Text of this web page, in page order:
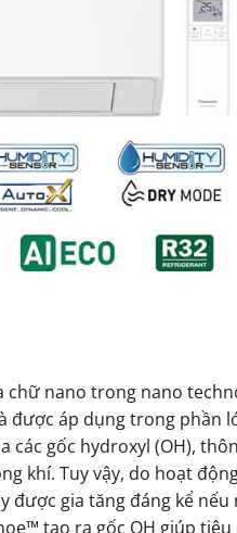
nano trong nano
được áp dụng trong phần
các gốc hydroxyl (OH),
khí. Tuy vậy, do hoạt
được gia tăng đáng kể
tạo ra gốc OH giúp tiêu